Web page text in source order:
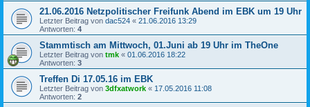
21.06.2016 Netzpolitischer Freifunk Abend im EBK um 19 Uhr
Letzter Beitrag von dac524 « 21.06.2016 13:29
Antworten: 4
Stammtisch am Mittwoch, 01.Juni ab 19 Uhr im TheOne
Letzter Beitrag von tmk « 01.06.2016 18:22
Antworten: 3
Treffen Di 17.05.16 im EBK
Letzter Beitrag von 3dfxatwork « 17.05.2016 11:08
Antworten: 2